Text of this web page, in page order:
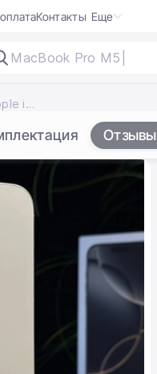
Контакты Еще
Garmin F|
ВЖИВАНИЙ Б/У Apple iPhone 16 Pro Max 512GB Natural Titanium (MYX33) - Состояние: хороший | Аккумулятор: 92% | Комплектация: полный | Гарантія: 3 мес.
Отзывы